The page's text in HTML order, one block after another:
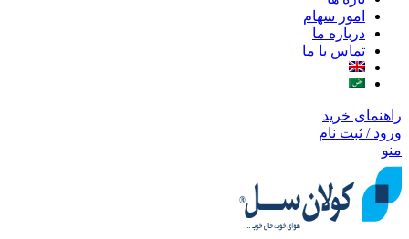
امور سهام
درباره ما
تماس با ما
راهنمای خرید
ورود / ثبت نام
منو